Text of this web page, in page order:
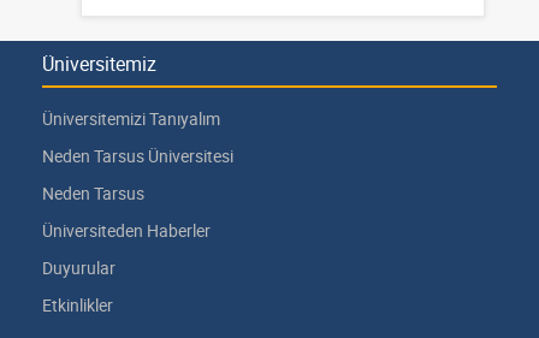
Üniversitemiz
Üniversitemizi Tanıyalım
Neden Tarsus Üniversitesi
Neden Tarsus
Üniversiteden Haberler
Duyurular
Etkinlikler